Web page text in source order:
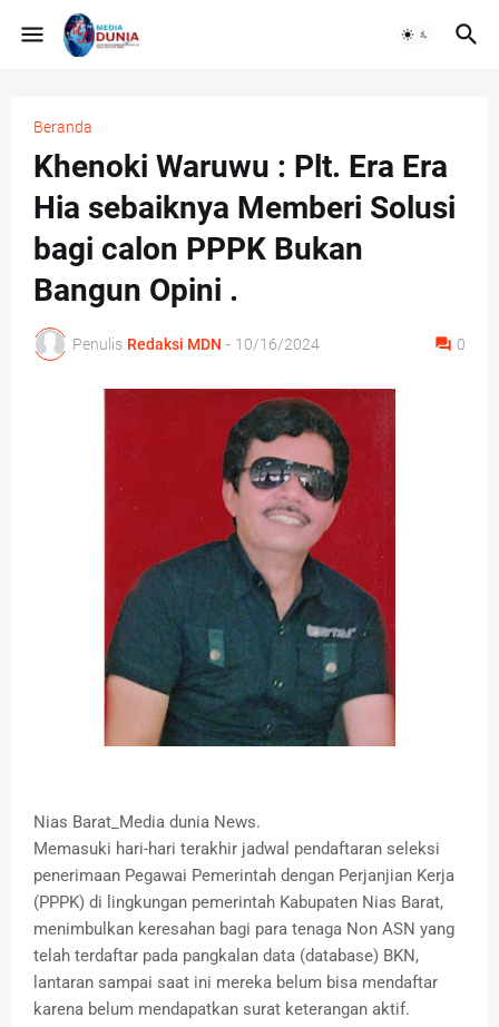
Beranda
Khenoki Waruwu : Plt. Era Era
Hia sebaiknya Memberi Solusi
bagi calon PPPK Bukan
Bangun Opini .
Penulis Redaksi MDN - 10/16/2024 0
Nias Barat_Media dunia News.
Memasuki hari-hari terakhir jadwal pendaftaran seleksi
penerimaan Pegawai Pemerintah dengan Perjanjian Kerja
(PPPK) di lingkungan pemerintah Kabupaten Nias Barat,
menimbulkan keresahan bagi para tenaga Non ASN yang
telah terdaftar pada pangkalan data (database) BKN,
lantaran sampai saat ini mereka belum bisa mendaftar
karena belum mendapatkan surat keterangan aktif.